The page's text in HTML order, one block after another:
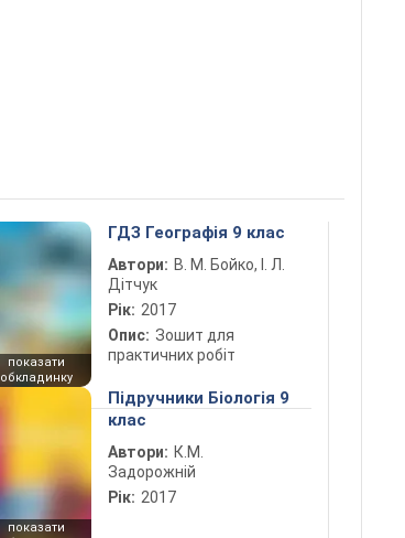
показати
обкладинку
ГДЗ Географія 9 клас
Автори: В. М. Бойко, І. Л.
Дітчук
Рік: 2017
Опис: Зошит для
практичних робіт
показати
Підручники Біологія 9
клас
Автори: К.М.
Задорожній
Рік: 2017